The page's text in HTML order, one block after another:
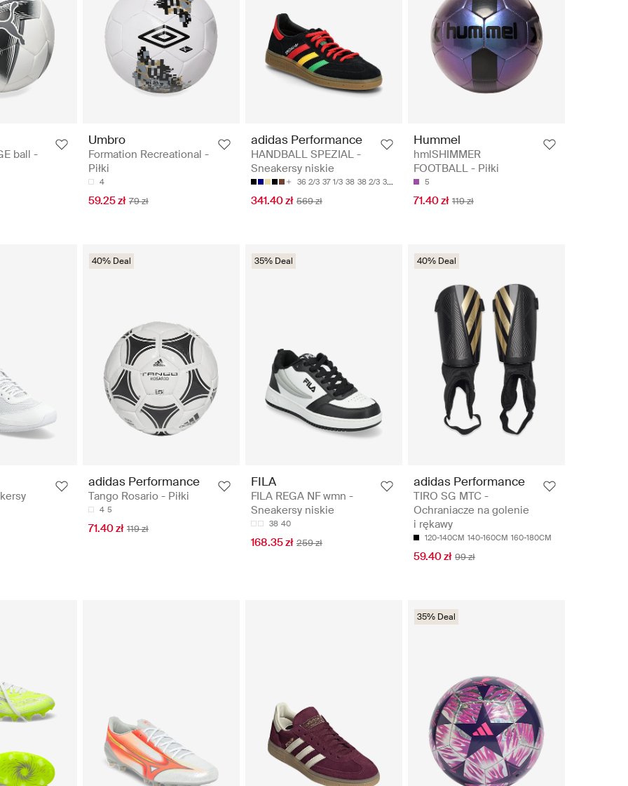
ball -
Umbro
Formation Recreational -
Piłki
4
59.25 zł 79 zł
adidas Performance
HANDBALL SPEZIAL -
Sneakersy niskie
36 2/3 37 1/3 38 38 2/3 39 1/3
341.40 zł 569 zł
Hummel
hmlSHIMMER
FOOTBALL - Piłki
5
71.40 zł 119 zł
40% Deal
adidas Performance
Tango Rosario - Piłki
4 5
71.40 zł 119 zł
35% Deal
FILA
FILA REGA NF wmn -
Sneakersy niskie
38 40
168.35 zł 259 zł
40% Deal
adidas Performance
TIRO SG MTC -
Ochraniacze na golenie
i rękawy
120-140CM 140-160CM 160-180CM
59.40 zł 99 zł
35% Deal